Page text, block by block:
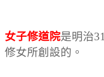
女子修道院是明治
修女所創設的。